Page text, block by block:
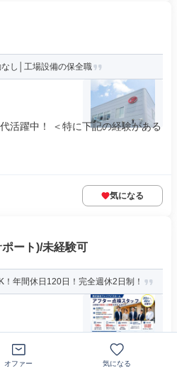
し│工場設備の保全職
活躍中！ ＜特に下記の経験がある
気になる
ート)/未経験可
年間休日120日！完全週休2日制！
フォームなどの経験をお持ちの
き...
オファー 気になる